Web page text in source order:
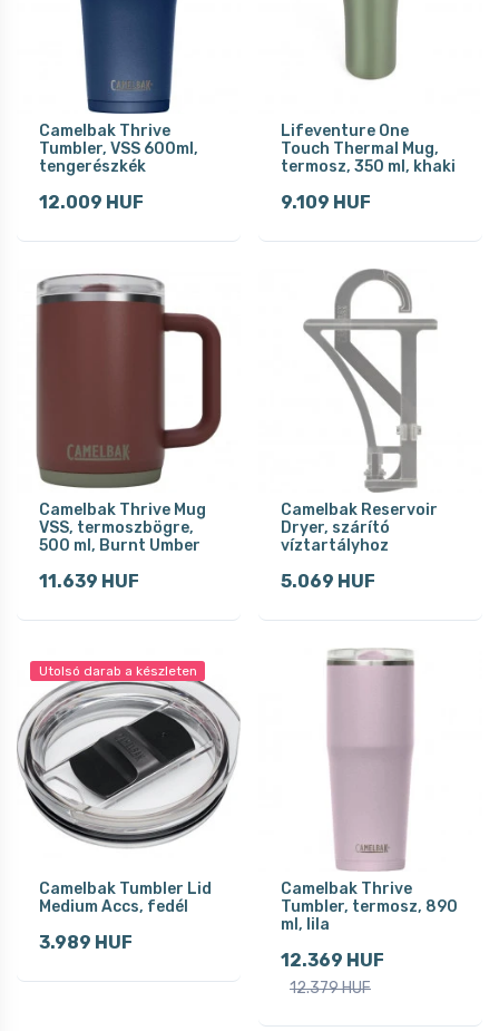
Camelbak Thrive
Tumbler, VSS 600ml,
tengerészkék
12.009 HUF
Lifeventure One
Touch Thermal Mug,
termosz, 350 ml, khaki
9.109 HUF
Camelbak Thrive Mug
VSS, termoszbögre,
500 ml, Burnt Umber
11.639 HUF
Camelbak Reservoir
Dryer, szárító
víztartályhoz
5.069 HUF
Utolsó darab a készleten
Camelbak Tumbler Lid
Medium Accs, fedél
3.989 HUF
Camelbak Thrive
Tumbler, termosz, 890
ml, lila
12.369 HUF
12.379 HUF